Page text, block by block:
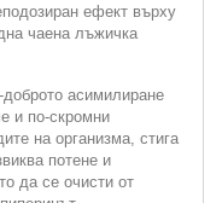
ефект върху
чаена лъжичка
асимилиране
и по-скромни
на организма, стига
потене и
да се очисти от